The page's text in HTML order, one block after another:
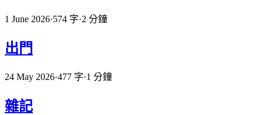
1 June 2026·574 字·2 分鐘
出門
24 May 2026·477 字·1 分鐘
雜記